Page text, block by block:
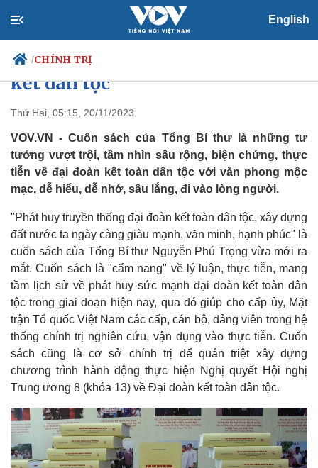
English
/CHÍNH TRỊ
Chính trị
Đảng
Tổ chức nhân sự
Quốc hội
Nhận diện sự thật
Xã hội
Tin 24h
Dự báo thời tiết
Giáo dục
Dấu ấn VOV
Việc làm
Tư tưởng vượt trội, tầm nhìn sâu
rộng của Tổng Bí thư về đại đoàn
kết dân tộc
Thứ Hai, 05:15, 20/11/2023
VOV.VN - Cuốn sách của Tổng Bí thư là những tư
tưởng vượt trội, tầm nhìn sâu rộng, biện chứng, thực
tiễn về đại đoàn kết toàn dân tộc với văn phong mộc
mạc, dễ hiểu, dễ nhớ, sâu lắng, đi vào lòng người.
"Phát huy truyền thống đại đoàn kết toàn dân tộc, xây dựng
đất nước ta ngày càng giàu mạnh, văn minh, hạnh phúc" là
cuốn sách của Tổng Bí thư Nguyễn Phú Trọng vừa mới ra
mắt. Cuốn sách là "cẩm nang" về lý luận, thực tiễn, mang
tầm lịch sử về phát huy sức mạnh đại đoàn kết toàn dân
tộc trong giai đoạn hiện nay, qua đó giúp cho cấp ủy, Mặt
trận Tổ quốc Việt Nam các cấp, cán bộ, đảng viên trong hệ
thống chính trị nghiên cứu, vận dụng vào thực tiễn. Cuốn
sách cũng là cơ sở chính trị để quán triệt xây dựng
chương trình hành động thực hiện Nghị quyết Hội nghị
Trung ương 8 (khóa 13) về Đại đoàn kết toàn dân tộc.